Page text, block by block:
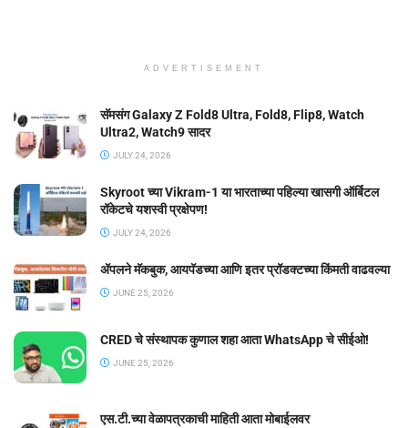
ADVERTISEMENT
सॅमसंग Galaxy Z Fold8 Ultra, Fold8, Flip8, Watch
Ultra2, Watch9 सादर
JULY 24, 2026
Skyroot च्या Vikram-1 या भारताच्या पहिल्या खासगी ऑर्बिटल
रॉकेटचे यशस्वी प्रक्षेपण!
JULY 24, 2026
ॲपलने मॅकबुक, आयपॅडच्या आणि इतर प्रॉडक्टच्या किंमती वाढवल्या
JUNE 25, 2026
CRED चे संस्थापक कुणाल शहा आता WhatsApp चे सीईओ!
JUNE 25, 2026
एस.टी.च्या वेळापत्रकाची माहिती आता मोबाईलवर